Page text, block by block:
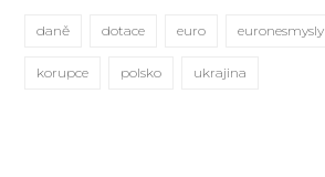
daně dotace euro euronesmysly
korupce polsko ukrajina